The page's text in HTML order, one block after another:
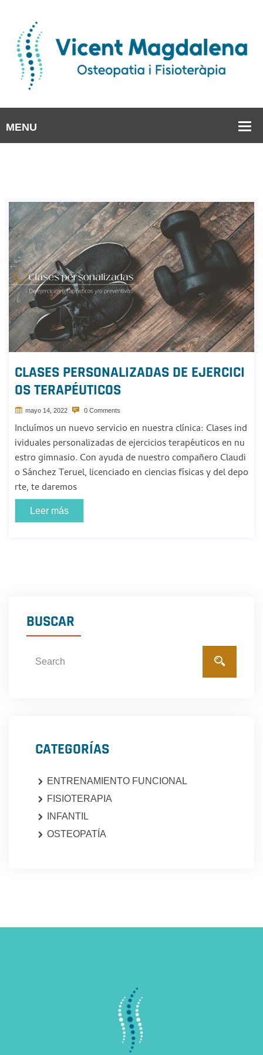
CLASES PERSONALIZADAS DE EJERCICI
OS TERAPÉUTICOS
mayo 14, 2022 0 Comments
Incluímos un nuevo servicio en nuestra clínica: Clases ind
ividuales personalizadas de ejercicios terapéuticos en nu
estro gimnasio. Con ayuda de nuestro compañero Claudi
o Sánchez Teruel, licenciado en ciencias físicas y del depo
rte, te daremos
Leer más
BUSCAR
CATEGORÍAS
ENTRENAMIENTO FUNCIONAL
FISIOTERAPIA
INFANTIL
OSTEOPATÍA